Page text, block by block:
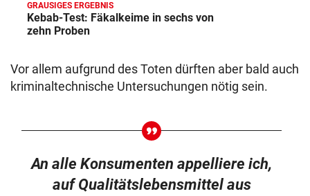
GRAUSIGES ERGEBNIS
Kebab-Test: Fäkalkeime in sechs von
zehn Proben
Vor allem aufgrund des Toten dürften aber bald auch
kriminaltechnische Untersuchungen nötig sein.
An alle Konsumenten appelliere ich,
auf Qualitätslebensmittel aus